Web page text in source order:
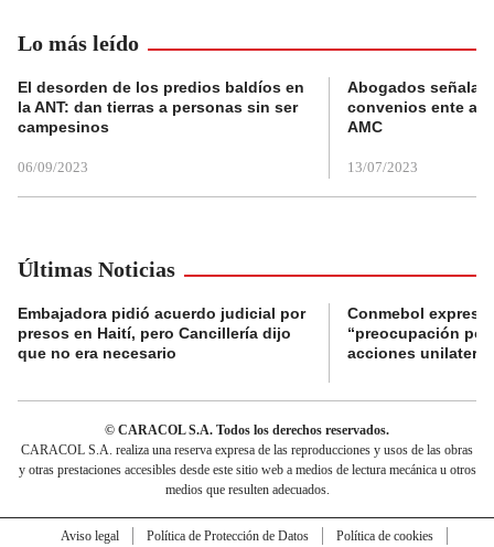
Lo más leído
El desorden de los predios baldíos en
la ANT: dan tierras a personas sin ser
campesinos
06/09/2023
Abogados
convenios ente
AMC
13/07/2023
Últimas Noticias
Embajadora pidió acuerdo judicial por
presos en Haití, pero Cancillería dijo
que no era necesario
Conmebol expresó
“preocupación
acciones
© CARACOL S.A. Todos los derechos reservados.
CARACOL S.A. realiza una reserva expresa de las reproducciones y usos de las obras
y otras prestaciones accesibles desde este sitio web a medios de lectura mecánica u otros
medios que resulten adecuados.
Aviso legal Política de Protección de Datos
Política de cookies